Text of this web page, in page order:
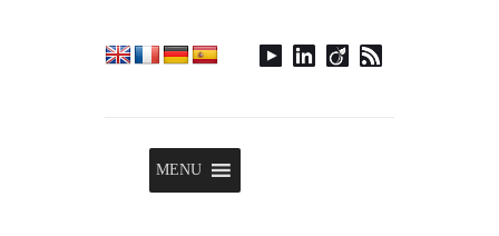
MENU